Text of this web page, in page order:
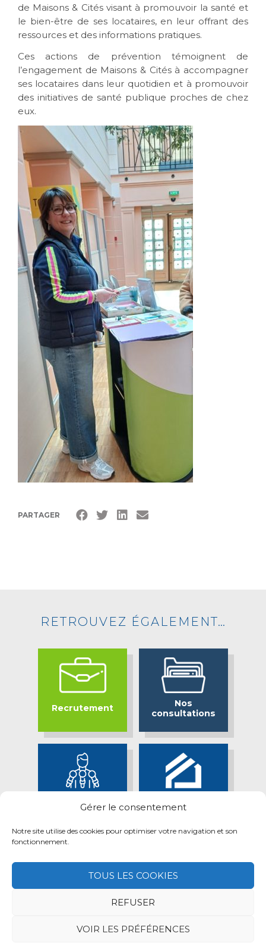
Gérer le consentement
Notre site utilise des cookies pour optimiser votre navigation et son
fonctionnement.
TOUS LES COOKIES
REFUSER
VOIR LES PRÉFÉRENCES
de Maisons & Cités visant à promouvoir la santé et
le bien-être de ses locataires, en leur offrant des
ressources et des informations pratiques.
Ces actions de prévention témoignent de
l’engagement de Maisons & Cités à accompagner
ses locataires dans leur quotidien et à promouvoir
des initiatives de santé publique proches de chez
eux.
PARTAGER
RETROUVEZ ÉGALEMENT…
Recrutement
Nos
consultations
Espace presse
Attractif
Politique des cookies